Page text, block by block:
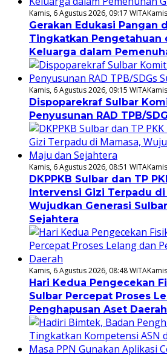
Kamis, 6 Agustus 2026, 09:17 WITA
Gerakan Edukasi Pangan
Tingkatkan Pengetahuan
Keluarga dalam
Kamis, 6 Agustus 2026, 09:15 WITA
Dispoparekraf Sulbar
Penyusunan RAD TPB/
Kamis, 6 Agustus 2026, 08:51 WITA
DKPPKB Sulbar dan TP
Intervensi Gizi Terpadu di
Wujudkan Generasi
Sejahtera
Kamis, 6 Agustus 2026, 08:48 WITA
Hari Kedua Pengecekan
Sulbar Percepat Proses
Penghapusan Aset Daerah